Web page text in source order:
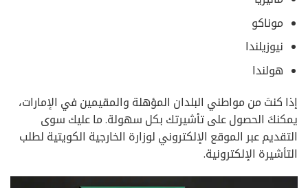
موناكو
نيوزيلندا
هولندا
إذا كنتَ من مواطني البلدان المؤهلة والمقيمين في الإمارات،
يمكنكَ الحصول على تأشيرتك بكل سهولة. ما عليك سوى
التقديم عبر الموقع الإلكتروني لوزارة الخارجية الكويتية لطلب
التأشيرة الإلكترونية.